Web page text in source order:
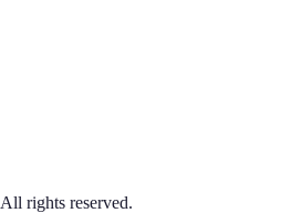
All rights reserved.